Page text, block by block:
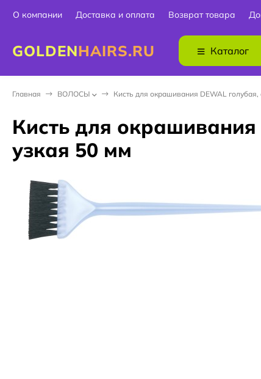
О компании Доставка и оплата Возврат товара
GOLDENHAIRS.RU Каталог
Главная ВОЛОСЫ Кисть для окрашивания DEWAL
Кисть для окрашивания
узкая 50 мм